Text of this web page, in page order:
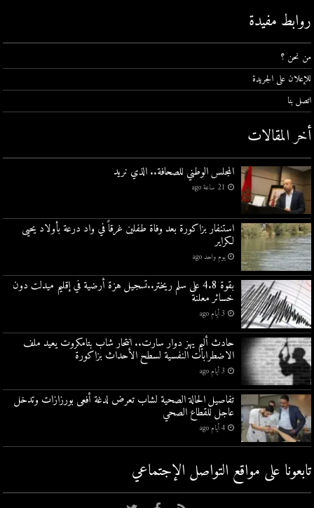
روابط مفيدة
من نحن ؟
للإعلان على الجريدة
اتصل بنا
أخر المقالات
المجلس الوطني للصحافة.. الذي نريد
21 ساعة ago
استنفار بزاكورة بعد وفاة طفلين غرقاً في واد درعة بأولاد يحيى
لكراير
يوم واحد ago
بقوة 4.8 على سلم ريختر..تسجيل هزة أرضية في إقليم ميدلت دون
خسائر معلنة
3 أيام ago
حادث أليم يهز دوار سارت.. انتحار شاب بتامكروت يعيد ملف
الاضطرابات النفسية لسطح الأحداث بزاكورة
3 أيام ago
تفاصيل الحالة الصحية لشاب تعرض لدغة أفعى بورزازات وتدخل
عاجل للقطاع الصحي
4 أيام ago
تابعونا على مواقع التواصل اﻹجتماعي